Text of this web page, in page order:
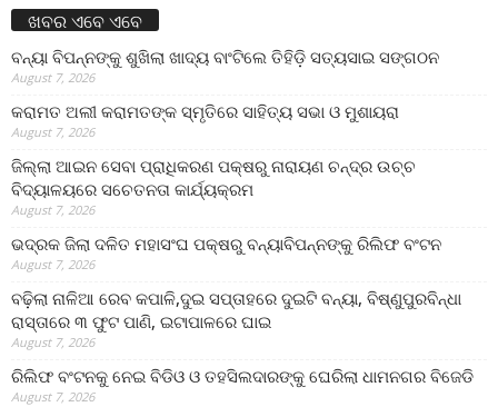
ଖବର ଏବେ ଏବେ
ବନ୍ୟା ବିପନ୍ନଙ୍କୁ ଶୁଖିଲା ଖାଦ୍ୟ ବାଂଟିଲେ ତିହିଡି଼ ସତ୍ୟସାଇ ସଙ୍ଗଠନ
August 7, 2026
କରାମତ ଅଲୀ କରାମତଙ୍କ ସ୍ମୃତିରେ ସାହିତ୍ୟ ସଭା ଓ ମୁଶାୟରା
August 7, 2026
ଜିଲ୍ଲା ଆଇନ ସେବା ପ୍ରାଧିକରଣ ପକ୍ଷରୁ ନାରାୟଣ ଚନ୍ଦ୍ର ଉଚ୍ଚ
ବିଦ୍ୟାଳୟରେ ସଚେତନତା କାର୍ଯ୍ୟକ୍ରମ
August 7, 2026
ଭଦ୍ରକ ଜିଲା ଦଳିତ ମହାସଂଘ ପକ୍ଷରୁ ବନ୍ୟାବିପନ୍ନଙ୍କୁ ରିଲିଫ ବଂଟନ
August 7, 2026
ବଢ଼ିଲା ନାଳିଆ ରେବ କପାଳି,ଦୁଇ ସପ୍ତାହରେ ଦୁଇଟି ବନ୍ୟା, ବିଷ୍ଣୁପୁରବିନ୍ଧା
ରାସ୍ତାରେ ୩ ଫୁଟ ପାଣି, ଇଟାପାଳରେ ଘାଇ
August 7, 2026
ରିଲିଫ ବଂଟନକୁ ନେଇ ବିଡିଓ ଓ ତହସିଲଦାରଙ୍କୁ ଘେରିଲା ଧାମନଗର ବିଜେଡି
August 7, 2026